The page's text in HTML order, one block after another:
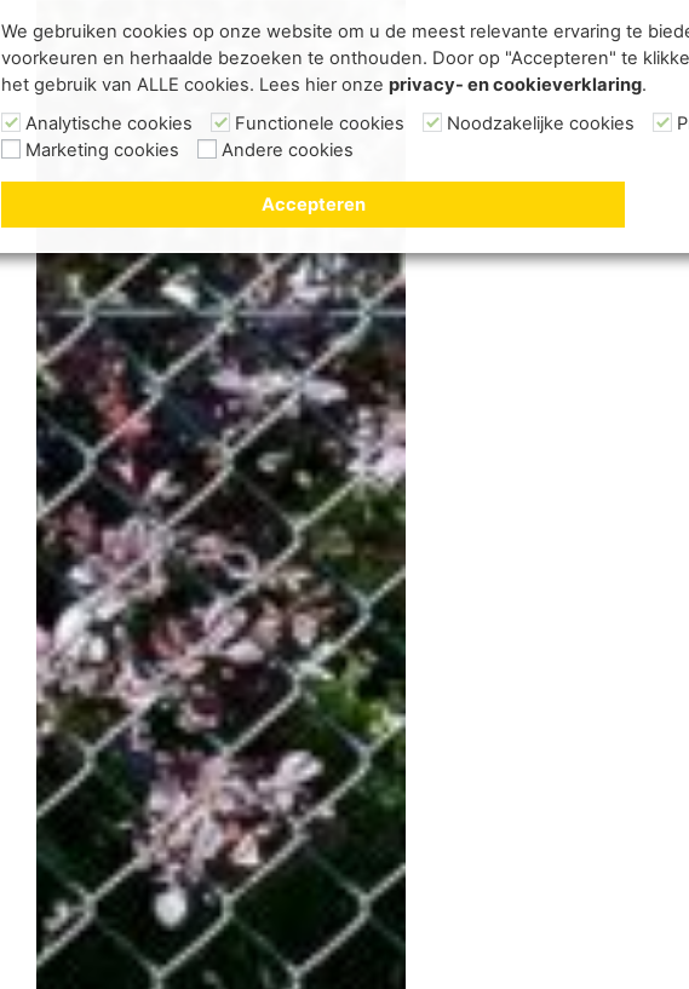
We gebruiken cookies op onze website om u de meest relevante ervaring te
voorkeuren en herhaalde bezoeken te onthouden. Door op "Accepteren" te
het gebruik van ALLE cookies. Lees hier onze privacy- en cookieverklaring.
Analytische cookies
Functionele cookies Noodzakelijke cookies
Marketing cookies
Andere cookies
Accepteren